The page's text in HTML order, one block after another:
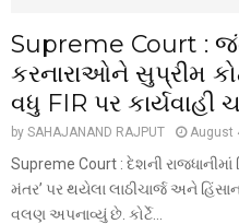
Supreme Court :
કરનારાઓને સુપ્રીમ
વધુ FIR પર કાર્યવાહી
by SAHAJANAND RAJPUT August
Supreme Court : દેશની રાજધાનીમાં
મંતર’ પર થયેલા લાઠીચાર્જ અને
વલણ અપનાવ્યું છે. કોર્ટે...